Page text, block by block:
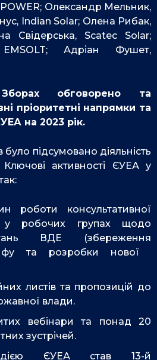
Олександр Мельник,
Indian Solar; Олена Рибак,
Свідерська, Scatec Solar;
Адріан Фушет,
обговорено та
пріоритетні напрямки та
на 2023 рік.
було підсумовано діяльність
активності ЄУЕА у
роботи консультативної
робочих групах щодо
ВДЕ (збереження
та розробки нової
листів та пропозицій до
влади.
вебінари та понад 20
зустрічей.
ЄУЕА став 13-й